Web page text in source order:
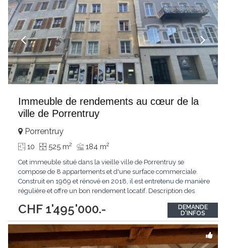
Immeuble de rendements au cœur de la
ville de Porrentruy
CHF 1'495'000.-
Porrentruy
10 525 m2 184 m2
Cet immeuble situé dans la vieille ville de Porrentruy se
compose de 8 appartements et d'une surface commerciale.
Construit en 1969 et rénové en 2018, il est entretenu de manière
régulière et offre un bon rendement locatif. Description des
: Espace adapté pour une boutique ou un bureau, avec une
vitrine donnant sur une rue...
DEMANDE
D'INFOS